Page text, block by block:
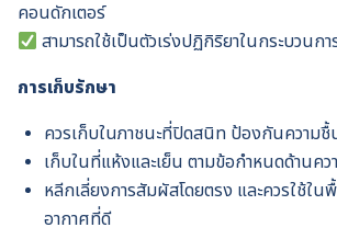
คอนดักเตอร์
สามารถใช้เป็นตัวเร่งปฏิกิริยาในกระบวนกา
การเก็บรักษา
ควรเก็บในภาชนะที่ปิดสนิท ป้องกันความชื้
เก็บในที่แห้งและเย็น ตามข้อกำหนดด้านค
หลีกเลี่ยงการสัมผัสโดยตรง และควรใช้ใน
อากาศที่ดี